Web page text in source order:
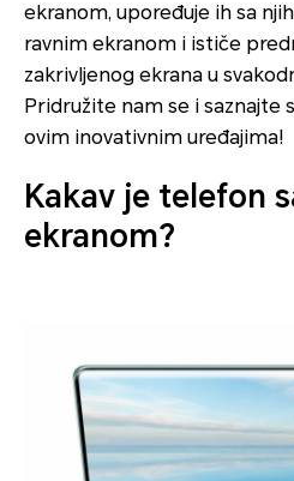
ekranom, upoređuje ih sa
ravnim ekranom i ističe
zakrivljenog ekrana u
Pridružite nam se i saznajte
ovim inovativnim uređajima!
Kakav je telefon
ekranom?